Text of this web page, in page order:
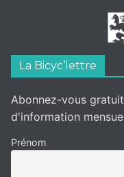
La Bicyc’lettre
Abonnez-vous
d'information
Prénom